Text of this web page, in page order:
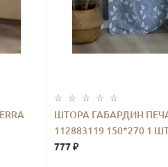
ШТОРА ГАБАРДИН
112883119 150*270 1
777 ₽